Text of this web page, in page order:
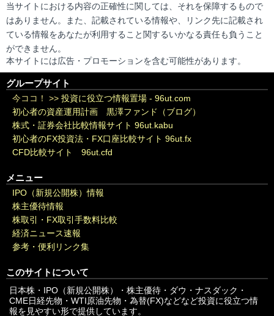
当サイトにおける内容の正確性に関しては、それを保障するもので
はありません。また、記載されている情報や、リンク先に記載され
ている情報をあなたが利用すること関するいかなる責任も負うこと
ができません。
本サイトには広告・プロモーションを含む可能性があります。
グループサイト
今ココ！ >> 投資に役立つ情報置場 - 96ut.com
初心者の資産運用計画 黒澤ファンド（ブログ）
株式・証券会社比較情報サイト 96ut.kabu
初心者のFX投資法・FX口座比較サイト 96ut.fx
CFD比較サイト 96ut.cfd
メニュー
IPO（新規公開株）情報
株主優待情報
株取引・FX取引手数料比較
経済ニュース速報
参考・便利リンク集
このサイトについて
日本株・IPO（新規公開株）・株主優待・ダウ・ナスダック・
CME日経先物・WTI原油先物・為替(FX)などなど投資に役立つ情
報を見やすい形で提供しています。